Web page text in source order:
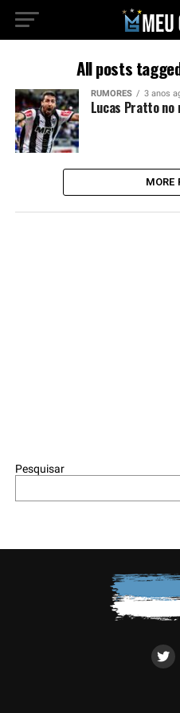
All posts
RUMORES 3 anos
Lucas Pratto no
MORE
Pesquisar